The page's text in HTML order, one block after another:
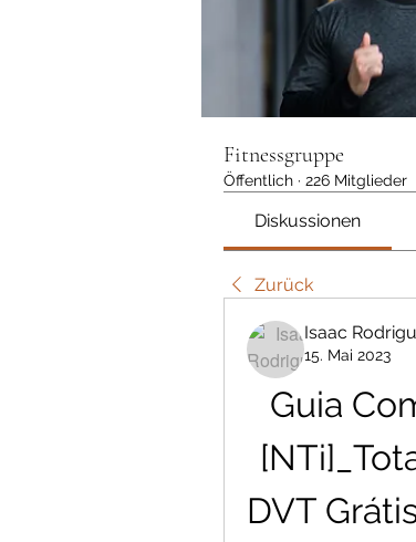
Fitnessgruppe
Öffentlich · 226 Mitglieder
Diskussionen
Zurück
Isaac
15. Mai 2023
Guia
DVT